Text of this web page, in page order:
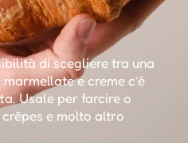
di scegliere tra una
e creme c’è
Usale per farcire o
e molto altro